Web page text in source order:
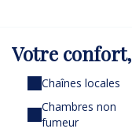
Votre confort,
Chaînes locales
Chambres non
fumeur